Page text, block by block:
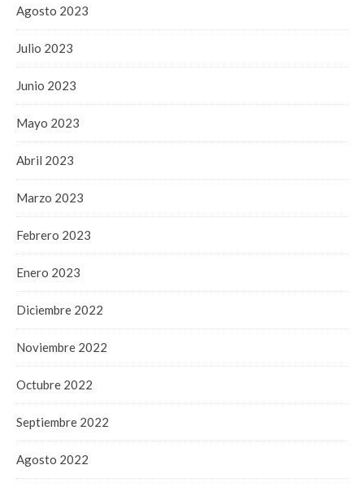
Agosto 2023
Julio 2023
Junio 2023
Mayo 2023
Abril 2023
Marzo 2023
Febrero 2023
Enero 2023
Diciembre 2022
Noviembre 2022
Octubre 2022
Septiembre 2022
Agosto 2022